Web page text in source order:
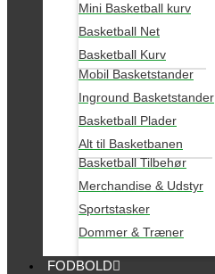
Mini Basketball kurv
Basketball Net
Basketball Kurv
Mobil Basketstander
Inground Basketstander
Basketball Plader
Alt til Basketbanen
Basketball Tilbehør
Merchandise & Udstyr
Sportstasker
Dommer & Træner
FODBOLD